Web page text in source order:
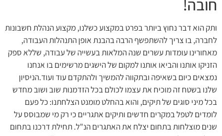
חובה!
ותק הוא דבר נחוץ ביותר בפרט במקצוע כשלנו, מקצוע הנהלת חשבונות
לחברה, בו צריך להשתפשף הרבה בהבנת אופן התנהלות העבודה,
מאחורינו עומדות עשרים שנה המלאות בעשייה של עבודה, שללא ספק
הזניקו אותנו והביאו אותנו למקום של הישגים מרשימים בו אנחנו
נמצאים כיום בשאיפה ובתקווה להמשיך ולהתקדם עוד ועוד.הניסיון
שלנו בשטח זה מוכיח את עצמו לכולם בכל הזדמנות שוב ושוב מחדש
בכל מיני סוגים של תיקים, והוא בהחלט מומנט הצלחתנו: כל פעם
לומדים לטפל במקרים חדשים ותיקים אתגריים כי רק מי שמבוסס על
שנים מוצלחות בתחום יצלח את האתגרים הנ"ל. תחילת דרכנו בתחום